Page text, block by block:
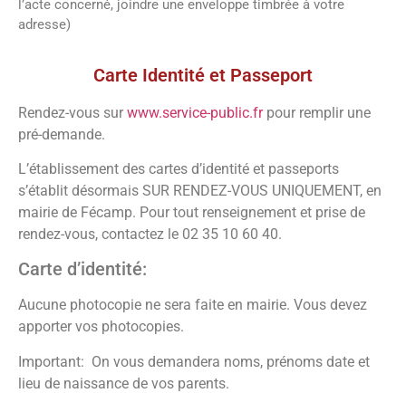
l’acte concerné, joindre une enveloppe timbrée à votre
adresse)
Carte Identité et Passeport
Rendez-vous sur www.service-public.frpour remplir une
pré-demande.
L’établissement des cartes d’identité et passeports
s’établit désormais SUR RENDEZ-VOUS UNIQUEMENT, en
mairie de Fécamp. Pour tout renseignement et prise de
rendez-vous, contactez le 02 35 10 60 40.
Carte d’identité:
Aucune photocopie ne sera faite en mairie. Vous devez
apporter vos photocopies.
Important: On vous demandera noms, prénoms date et
lieu de naissance de vos parents.